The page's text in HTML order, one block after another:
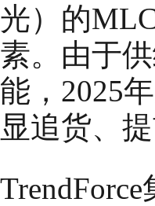
光）的
素。由于
能，2025
显追货、